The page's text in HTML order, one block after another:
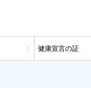
健康宣言の証